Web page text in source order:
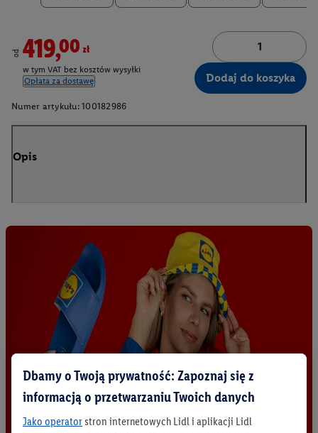
od 419,00zł
w tym VAT bez kosztów wysyłki
Opłata za dostawę
Dodaj do koszyka
Numer artykułu: 100182986
Opis
Dbamy o Twoją prywatność: Zapoznaj się z
informacją o przetwarzaniu Twoich danych
Jako operatorstron internetowych Lidl i aplikacji Lidl